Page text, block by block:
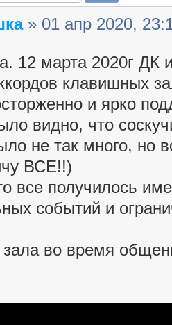
» 01 апр 2020,
12 марта 2020г ДК
клавишных
и ярко
видно, что
не так много, но
ВСЕ!!)
все получилось
событий и
во время